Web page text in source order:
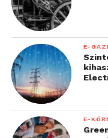
A 9,6 mm vékony
akkumulátor került,
felhasználás mellett
E-
E-